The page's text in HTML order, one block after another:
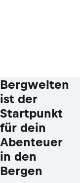
Bergwelten
ist der
Startpunkt
für dein
Abenteuer
in den
Bergen